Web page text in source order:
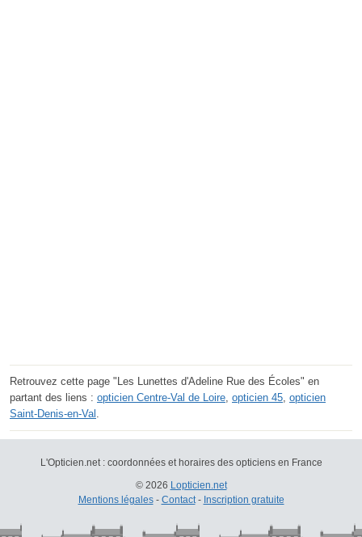
Retrouvez cette page "Les Lunettes d'Adeline Rue des Écoles" en
partant des liens : opticien Centre-Val de Loire opticien 45 opticien
Saint-Denis-en-Val
L'Opticien.net : coordonnées et horaires des opticiens en France
© 2026 Lopticien.net
Mentions légales- Contact- Inscription gratuite